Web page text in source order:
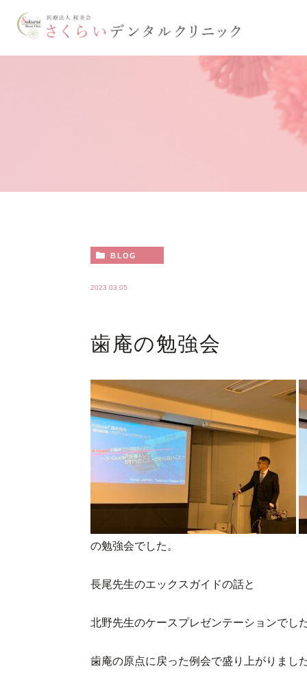
BLOG
2023.03.05
歯庵の勉強会
の勉強会でした。
長尾先生のエックスガイドの話と
北野先生のケースプレゼンテーションでし
歯庵の原点に戻った例会で盛り上がりまし